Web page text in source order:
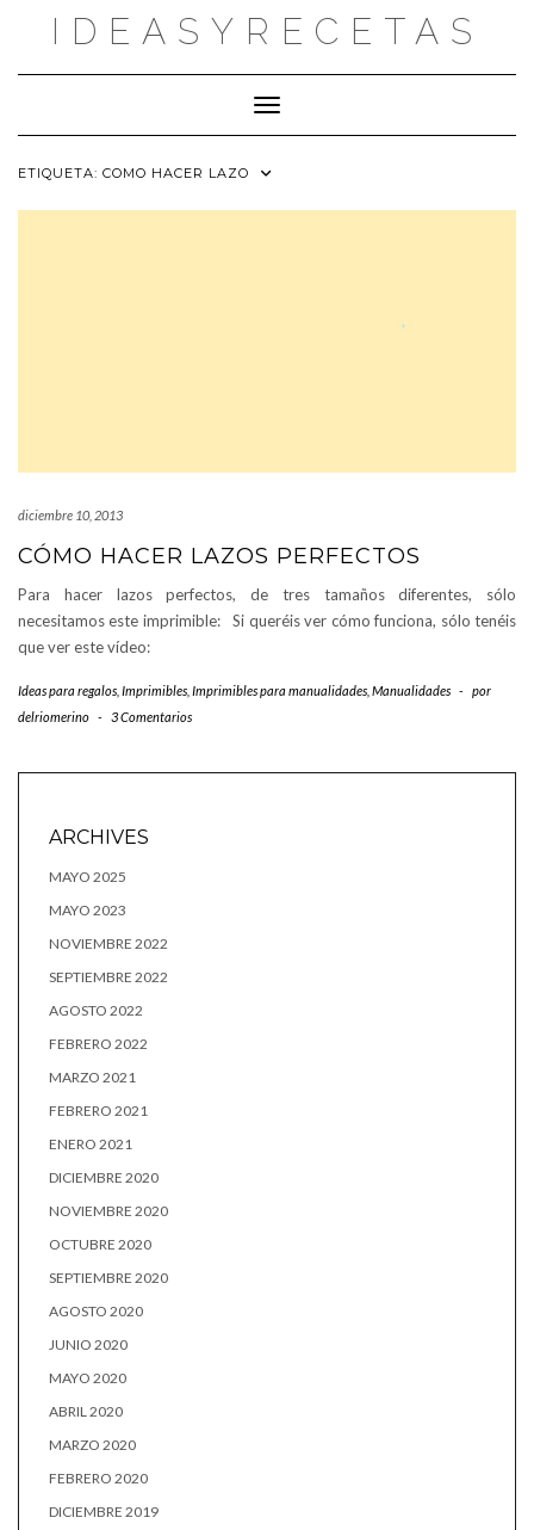
IDEASYRECETAS
Cambiar modo de navegación
ETIQUETA: COMO HACER LAZO
diciembre 10, 2013
CÓMO HACER LAZOS PERFECTOS
Para hacer lazos perfectos, de tres tamaños diferentes, sólo
necesitamos este imprimible: Si queréis ver cómo funciona, sólo tenéis
que ver este vídeo:
Ideas para regalos Imprimibles Imprimibles para manualidades Manualidades -
por
delriomerino - 3 Comentarios
ARCHIVES
MAYO 2025
MAYO 2023
NOVIEMBRE 2022
SEPTIEMBRE 2022
AGOSTO 2022
FEBRERO 2022
MARZO 2021
FEBRERO 2021
ENERO 2021
DICIEMBRE 2020
NOVIEMBRE 2020
OCTUBRE 2020
SEPTIEMBRE 2020
AGOSTO 2020
JUNIO 2020
MAYO 2020
ABRIL 2020
MARZO 2020
FEBRERO 2020
DICIEMBRE 2019